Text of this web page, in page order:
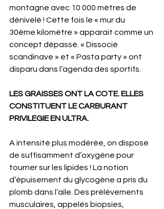
montagne avec 10 000 mètres de
dénivelé ! Cette fois le « mur du
30ème kilomètre » apparait comme un
concept dépassé. « Dissocié
scandinave » et « Pasta party » ont
disparu dans l’agenda des sportifs.
LES GRAISSES ONT LA COTE. ELLES
CONSTITUENT LE CARBURANT
PRIVILEGIE EN ULTRA.
A intensité plus modérée, on dispose
de suffisamment d’oxygène pour
tourner sur les lipides ! La notion
d’épuisement du glycogène a pris du
plomb dans l’aile. Des prélèvements
musculaires, appelés biopsies,